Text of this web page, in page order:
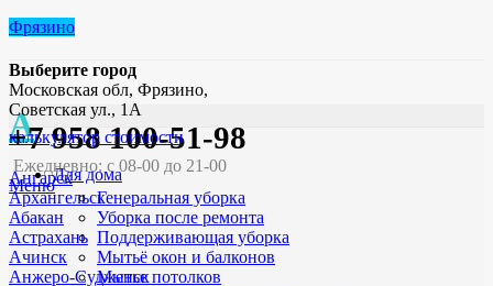
Фрязино
Выберите город
А
Ангарск
Архангельск
Абакан
Астрахань
Ачинск
Анжеро-Судженск
Московская обл, Фрязино,
Советская ул., 1А
+7 958 100-51-98
Ежедневно: с 08-00 до 21-00
Меню
калькулятор стоимости
Для дома
Генеральная уборка
Уборка после ремонта
Поддерживающая уборка
Мытьё окон и балконов
Мытье потолков